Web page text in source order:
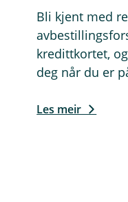
Bli kjent med
kredittkortet,
deg når du er
Les meir